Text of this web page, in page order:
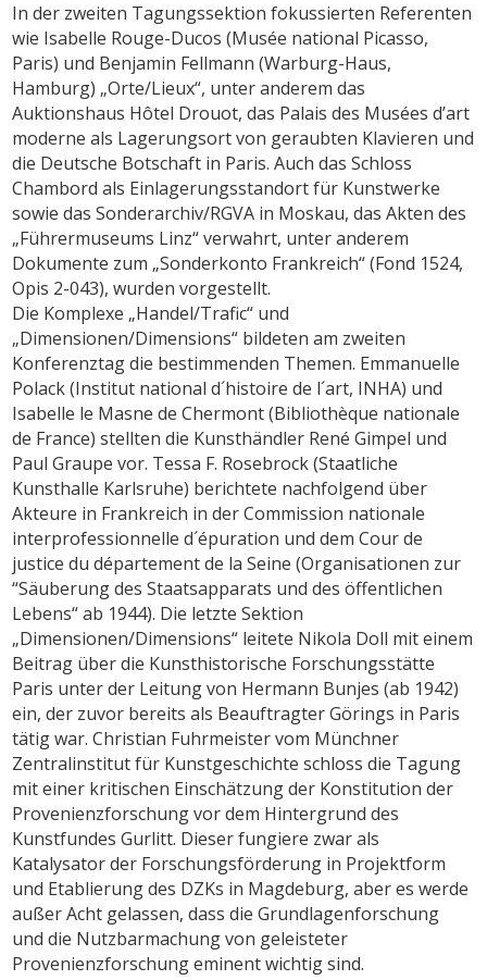
In der zweiten Tagungssektion fokussierten Referenten
wie Isabelle Rouge-Ducos (Musée national Picasso,
Paris) und Benjamin Fellmann (Warburg-Haus,
Hamburg) „Orte/Lieux“, unter anderem das
Auktionshaus Hôtel Drouot, das Palais des Musées d’art
moderne als Lagerungsort von geraubten Klavieren und
die Deutsche Botschaft in Paris. Auch das Schloss
Chambord als Einlagerungsstandort für Kunstwerke
sowie das Sonderarchiv/RGVA in Moskau, das Akten des
„Führermuseums Linz“ verwahrt, unter anderem
Dokumente zum „Sonderkonto Frankreich“ (Fond 1524,
Opis 2-043), wurden vorgestellt.
Die Komplexe „Handel/Trafic“ und
„Dimensionen/Dimensions“ bildeten am zweiten
Konferenztag die bestimmenden Themen. Emmanuelle
Polack (Institut national d´histoire de l´art, INHA) und
Isabelle le Masne de Chermont (Bibliothèque nationale
de France) stellten die Kunsthändler René Gimpel und
Paul Graupe vor. Tessa F. Rosebrock (Staatliche
Kunsthalle Karlsruhe) berichtete nachfolgend über
Akteure in Frankreich in der Commission nationale
interprofessionnelle d´épuration und dem Cour de
justice du département de la Seine (Organisationen zur
“Säuberung des Staatsapparats und des öffentlichen
Lebens“ ab 1944). Die letzte Sektion
„Dimensionen/Dimensions“ leitete Nikola Doll mit einem
Beitrag über die Kunsthistorische Forschungsstätte
Paris unter der Leitung von Hermann Bunjes (ab 1942)
ein, der zuvor bereits als Beauftragter Görings in Paris
tätig war. Christian Fuhrmeister vom Münchner
Zentralinstitut für Kunstgeschichte schloss die Tagung
mit einer kritischen Einschätzung der Konstitution der
Provenienzforschung vor dem Hintergrund des
Kunstfundes Gurlitt. Dieser fungiere zwar als
Katalysator der Forschungsförderung in Projektform
und Etablierung des DZKs in Magdeburg, aber es werde
außer Acht gelassen, dass die Grundlagenforschung
und die Nutzbarmachung von geleisteter
Provenienzforschung eminent wichtig sind.